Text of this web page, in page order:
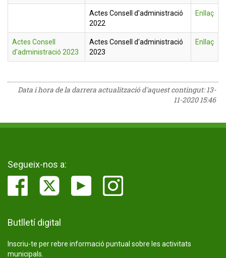
Actes Consell d'administració
2022
Enllaç
Actes Consell
d'administració 2023
Actes Consell d'administració
2023
Enllaç
Data i hora de la darrera actualització d'aquest contingut:13-
11-2020 15:46
Segueix-nos a:
Butlletí digital
Inscriu-te per rebre informació puntual sobre les activitats
municipals.